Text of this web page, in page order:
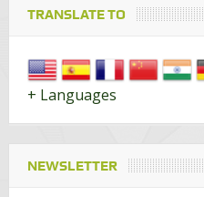
TRANSLATE TO
+ Languages
NEWSLETTER